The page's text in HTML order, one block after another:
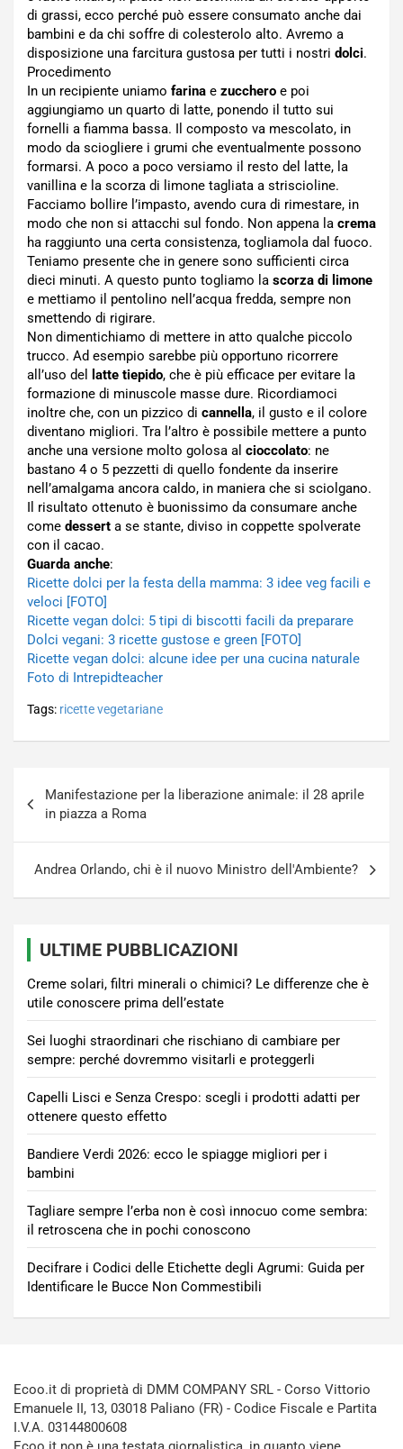
di grassi, ecco perché può essere consumato anche dai
bambini e da chi soffre di colesterolo alto. Avremo a
disposizione una farcitura gustosa per tutti i nostri dolci.
Procedimento
In un recipiente uniamo farina e zucchero e poi
aggiungiamo un quarto di latte, ponendo il tutto sui
fornelli a fiamma bassa. Il composto va mescolato, in
modo da sciogliere i grumi che eventualmente possono
formarsi. A poco a poco versiamo il resto del latte, la
vanillina e la scorza di limone tagliata a striscioline.
Facciamo bollire l’impasto, avendo cura di rimestare, in
modo che non si attacchi sul fondo. Non appena la crema
ha raggiunto una certa consistenza, togliamola dal fuoco.
Teniamo presente che in genere sono sufficienti circa
dieci minuti. A questo punto togliamo la scorza di limone
e mettiamo il pentolino nell’acqua fredda, sempre non
smettendo di rigirare.
Non dimentichiamo di mettere in atto qualche piccolo
trucco. Ad esempio sarebbe più opportuno ricorrere
all’uso del
latte tiepido, che è più efficace per evitare la
formazione di minuscole masse dure. Ricordiamoci
inoltre che, con un pizzico di cannella, il gusto e il colore
diventano migliori. Tra l’altro è possibile mettere a punto
anche una versione molto golosa al cioccolato: ne
bastano 4 o 5 pezzetti di quello fondente da inserire
nell’amalgama ancora caldo, in maniera che si sciolgano.
Il risultato ottenuto è buonissimo da consumare anche
come dessert a se stante, diviso in coppette spolverate
con il cacao.
Guarda anche:
Ricette dolci per la festa della mamma: 3 idee veg facili e
veloci [FOTO]
Ricette vegan dolci: 5 tipi di biscotti facili da preparare
Dolci vegani: 3 ricette gustose e green [FOTO]
Ricette vegan dolci: alcune idee per una cucina naturale
Foto di Intrepidteacher
Tags: ricette vegetariane
articoli
Manifestazione per la liberazione animale: il 28 aprile
in piazza a Roma
Andrea Orlando, chi è il nuovo Ministro dell'Ambiente?
ULTIME PUBBLICAZIONI
Creme solari, filtri minerali o chimici? Le differenze che è
utile conoscere prima dell’estate
Sei luoghi straordinari che rischiano di cambiare per
sempre: perché dovremmo visitarli e proteggerli
Capelli Lisci e Senza Crespo: scegli i prodotti adatti per
ottenere questo effetto
Bandiere Verdi 2026: ecco le spiagge migliori per i
bambini
Tagliare sempre l’erba non è così innocuo come sembra:
il retroscena che in pochi conoscono
Decifrare i Codici delle Etichette degli Agrumi: Guida per
Identificare le Bucce Non Commestibili
Ecoo.it di proprietà di DMM COMPANY SRL - Corso Vittorio
Emanuele II, 13, 03018 Paliano (FR) - Codice Fiscale e Partita
I.V.A. 03144800608